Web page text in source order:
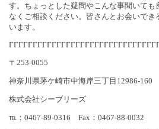
す。ちょっとした疑問やこんな事聞いても
なくご相談ください。皆さんとお会いで
います。
〒 253-0055
神奈川県茅ケ崎市中海岸三丁目 12986-160
株式会社シーブリーズ
℡： 0467-89-0316 Fax ： 0467-88-0032